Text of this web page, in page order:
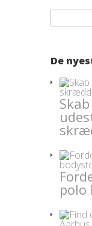
Søg
De
polo